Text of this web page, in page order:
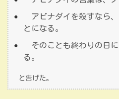
アビナダイを殺すなら
とになる。
そのことも終わりの日
る。
と告げた。